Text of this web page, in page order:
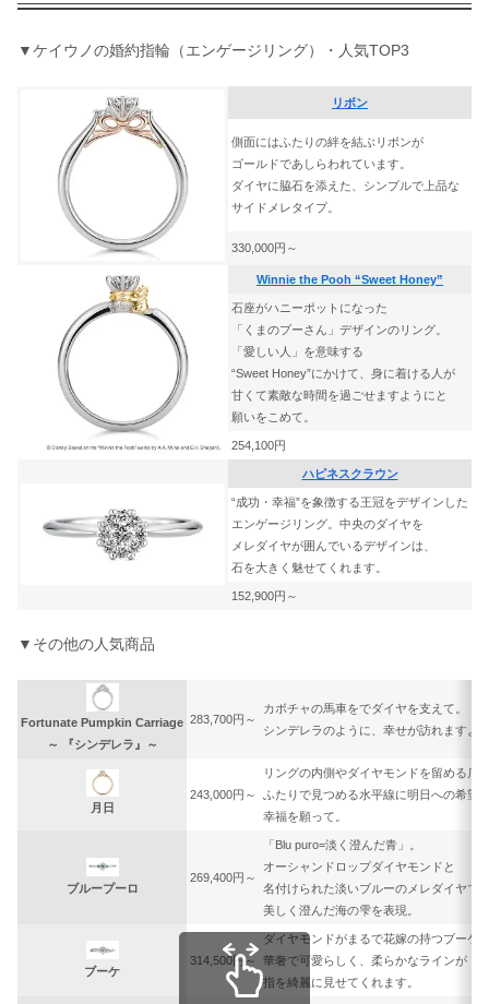
▼ケイウノの婚約指輪（エンゲージリング）・人気TOP3
リボン
側面にはふたりの絆を結ぶリボンが
ゴールドであしらわれています。
ダイヤに脇石を添えた、シンプルで上品な
サイドメレタイプ。
330,000円～
Winnie the Pooh “Sweet Honey”
石座がハニーポットになった
「くまのプーさん」デザインのリング。
「愛しい人」を意味する
“Sweet Honey”にかけて、身に着ける人が
甘くて素敵な時間を過ごせますようにと
願いをこめて。
254,100円
ハピネスクラウン
“成功・幸福”を象徴する王冠をデザインした
エンゲージリング。中央のダイヤを
メレダイヤが囲んでいるデザインは、
石を大きく魅せてくれます。
152,900円～
▼その他の人気商品
Fortunate Pumpkin Carriage
～ 『シンデレラ』～
283,700円～
カボチャの馬車をでダイヤを支えて。
シンデレラのように、幸せが訪れますよ
月日
243,000円～
リングの内側やダイヤモンドを留める爪
ふたりで見つめる水平線に明日への希望
幸福を願って。
ブループーロ
269,400円～
「Blu puro=淡く澄んだ青」。
オーシャンドロップダイヤモンドと
名付けられた淡いブルーのメレダイヤで
美しく澄んだ海の雫を表現。
ブーケ
314,500円～
ダイヤモンドがまるで花嫁の持つブーケ
華奢で可愛らしく、柔らかなラインが
指を綺麗に見せてくれます。